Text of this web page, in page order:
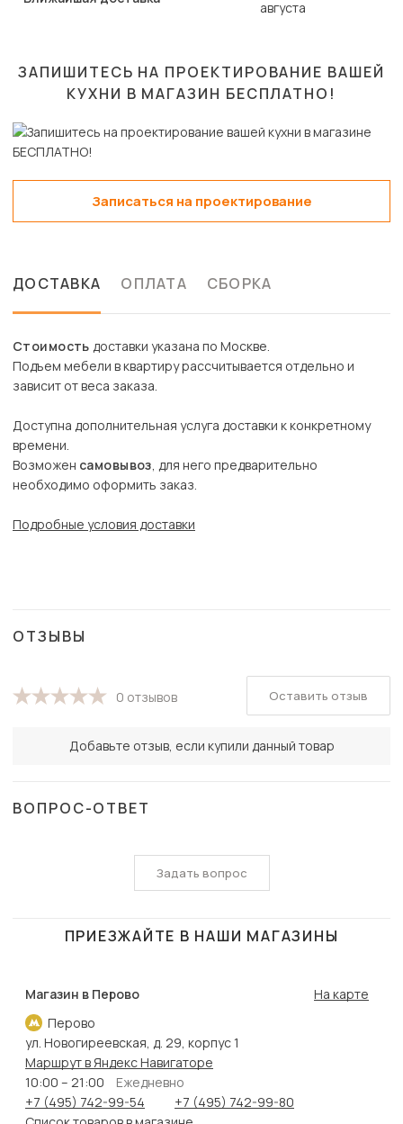
августа
ЗАПИШИТЕСЬ НА ПРОЕКТИРОВАНИЕ ВАШЕЙ
КУХНИ В МАГАЗИН БЕСПЛАТНО!
Записаться на проектирование
ДОСТАВКА ОПЛАТА СБОРКА
Стоимость доставки указана по Москве.
Подъем мебели в квартиру рассчитывается отдельно и
зависит от веса заказа.
Доступна дополнительная услуга доставки к конкретному
времени.
Возможен самовывоз, для него предварительно
необходимо оформить заказ.
Подробные условия доставки
ОТЗЫВЫ
0 отзывов
Добавьте отзыв, если купили данный товар
Оставить отзыв
ВОПРОС-ОТВЕТ
Задать вопрос
ПРИЕЗЖАЙТЕ В НАШИ МАГАЗИНЫ
Магазин в Перово
Перово
На карте
ул. Новогиреевская, д. 29, корпус 1
Маршрут в Яндекс Навигаторе
10:00 – 21:00
Ежедневно
+7 (495) 742-99-54
+7 (495) 742-99-80